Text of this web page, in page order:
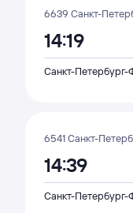
6639 Санкт-
14:19
Санкт-Петербург-
6541 Санкт-
14:39
Санкт-Петербург-